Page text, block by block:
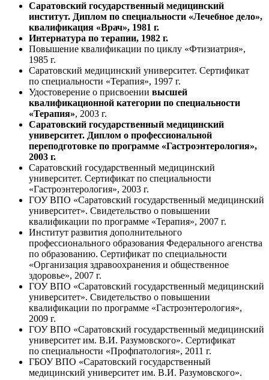
Саратовский государственный медицинский
институт. Диплом по специальности «Лечебное дело»,
квалификация «Врач», 1981 г.
Интернатура по терапии, 1982 г.
Повышение квалификации по циклу «Фтизиатрия»,
1985 г.
Саратовский медицинский университет. Сертификат
по специальности «Терапия», 1997 г.
Удостоверение о присвоении высшей
квалификационной категории по специальности
«Терапия», 2003 г.
Саратовский государственный медицинский
университет. Диплом о профессиональной
переподготовке по программе «Гастроэнтерология»,
2003 г.
Саратовский государственный медицинский
университет. Сертификат по специальности
«Гастроэнтерология», 2003 г.
ГОУ ВПО «Саратовский государственный медицинский
университет». Свидетельство о повышении
квалификации по программе «Терапия», 2007 г.
Институт развития дополнительного
профессионального образования Федерального агенства
по образованию. Сертификат по специальности
«Организация здравоохранения и общественное
здоровье», 2007 г.
ГОУ ВПО «Саратовский государственный медицинский
университет». Свидетельство о повышении
квалификации по программе «Гастроэнтерология»,
2009 г.
ГОУ ВПО «Саратовский государственный медицинский
университет им. В.И. Разумовского». Сертификат
по специальности «Профпатология», 2011 г.
ГБОУ ВПО «Саратовский государственный
медицинский университет им. В.И. Разумовского».